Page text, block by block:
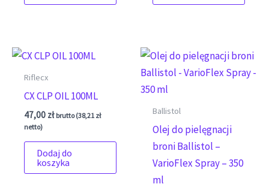
Riflecx
CX CLP OIL 100ML
47,00 zł brutto (38,21 zł
netto)
Dodaj do
koszyka
Ballistol
Olej do pielęgnacji
broni Ballistol –
VarioFlex Spray – 350
ml